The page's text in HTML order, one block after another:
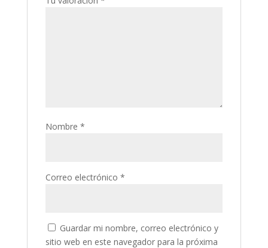
Nombre *
Correo electrónico *
Guardar mi nombre, correo electrónico y
sitio web en este navegador para la próxima